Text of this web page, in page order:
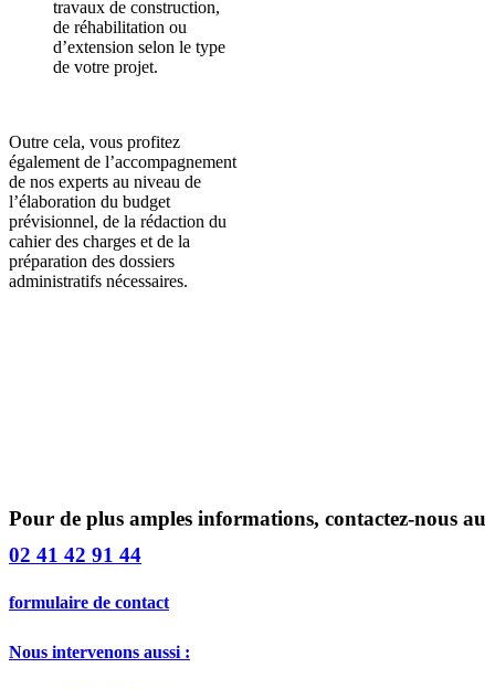
travaux de construction,
de réhabilitation ou
d’extension selon le type
de votre projet.
Outre cela, vous profitez
également de l’accompagnement
de nos experts au niveau de
l’élaboration du budget
prévisionnel, de la rédaction du
cahier des charges et de la
préparation des dossiers
administratifs nécessaires.
Pour de plus amples informations, contactez-nous au
02 41 42 91 44
formulaire de contact
Nous intervenons aussi :